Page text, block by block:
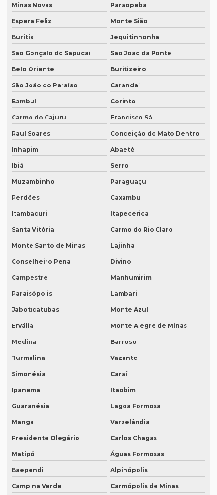
Interpretação simultânea
Intérprete alemão profissional
Intérprete chinês português
Intérprete para congressos
Intérprete consecutivo
Intérprete de coreano em são paulo
Intérprete de espanhol em curitiba
Intérprete de espanhol em porto alegre
Intérprete para eventos
Intérprete de inglês em campinas
Intérprete de inglês em curitiba
Intérprete inglês espanhol português
Intérprete de inglês em porto alegre
Intérprete de inglês português
Interprete de italiano profissional
Intérprete mandarim português
Intérprete de negócios
Intérprete para palestras
Intérprete português chinês
Intérprete português inglês profissional
Intérprete português japonês
Intérprete português mandarim
Intérprete profissional coreano português
Intérprete profissional em eventos
Minas Novas Paraopeba
Espera Feliz Monte Sião
Buritis Jequitinhonha
São Gonçalo do Sapucaí São João da Ponte
Belo Oriente Buritizeiro
São João do Paraíso Carandaí
Bambuí Corinto
Carmo do Cajuru Francisco Sá
Raul Soares Conceição do Mato Dentro
Inhapim Abaeté
Ibiá Serro
Muzambinho Paraguaçu
Perdões Caxambu
Itambacuri Itapecerica
Santa Vitória Carmo do Rio Claro
Monte Santo de Minas Lajinha
Conselheiro Pena Divino
Campestre Manhumirim
Paraisópolis Lambari
Jaboticatubas Monte Azul
Ervália Monte Alegre de Minas
Medina Barroso
Turmalina Vazante
Simonésia Caraí
Ipanema Itaobim
Guaranésia Lagoa Formosa
Manga Varzelândia
Presidente Olegário Carlos Chagas
Matipó Águas Formosas
Baependi Alpinópolis
Campina Verde Carmópolis de Minas